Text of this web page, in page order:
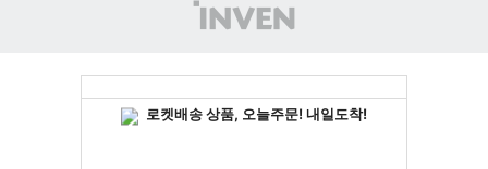
(주)
인